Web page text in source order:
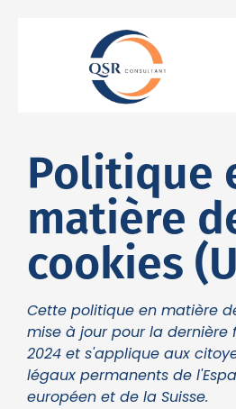
Politique
matière
cookies
Cette politique en matière
mise à jour pour la dernière
2024 et s'applique aux
légaux permanents de
européen et de la Suisse.